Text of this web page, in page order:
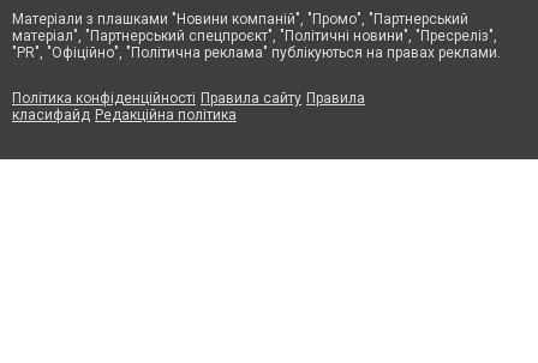
Матеріали з плашками "Новини компаній", "Промо", "Партнерський
матеріал", "Партнерський спецпроєкт", "Політичні новини", "Пресреліз",
"PR", "Офіційно", "Політична реклама" публікуються на правах реклами.
Політика конфіденційності Правила сайту Правила
класифайд Редакційна політика